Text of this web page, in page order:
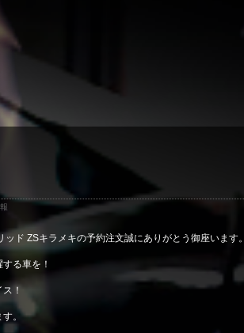
ッド ZSキラメキの予約注文誠にありがとう御座います。
る車を！
！
す。